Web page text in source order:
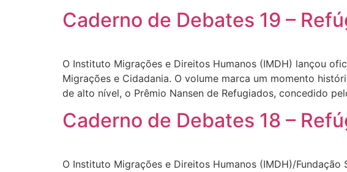
Caderno de Debates 19 –
O Instituto Migrações e Direitos Humanos (IMDH) lançou
Migrações e Cidadania. O volume marca um momento
de alto nível, o Prêmio Nansen de Refugiados, concedido
Caderno de Debates 18 –
O Instituto Migrações e Direitos Humanos (IMDH)/